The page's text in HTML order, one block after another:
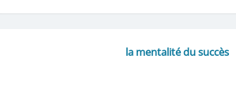
la mentalité du succès